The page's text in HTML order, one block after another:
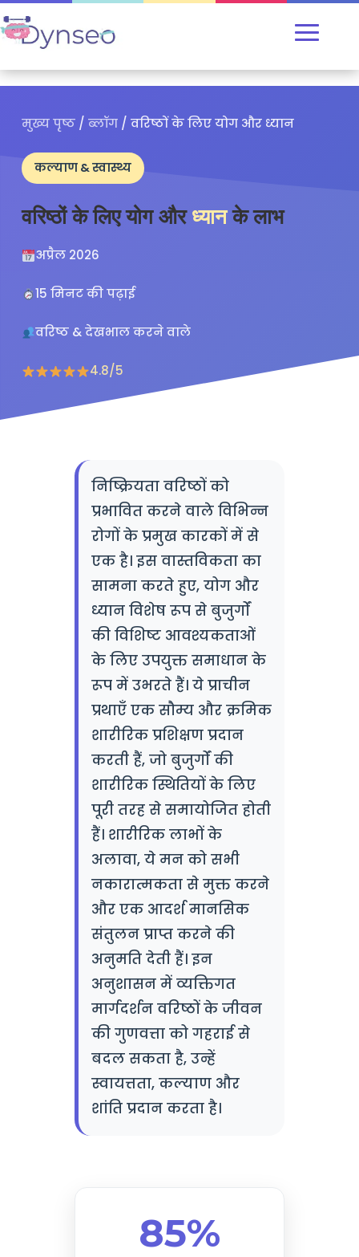
मुख्य पृष्ठ / ब्लॉग / वरिष्ठों के लिए योग और ध्यान
कल्याण & स्वास्थ्य
वरिष्ठों के लिए योग औरध्यानके लाभ
अप्रैल 2026
15 मिनट की पढ़ाई
वरिष्ठ & देखभाल करने वाले
4.8/5
निष्क्रियता वरिष्ठों को
प्रभावित करने वाले विभिन्न
रोगों के प्रमुख कारकों में से
एक है। इस वास्तविकता का
सामना करते हुए, योग और
ध्यान विशेष रूप से बुजुर्गों
की विशिष्ट आवश्यकताओं
के लिए उपयुक्त समाधान के
रूप में उभरते हैं। ये प्राचीन
प्रथाएँ एक सौम्य और क्रमिक
शारीरिक प्रशिक्षण प्रदान
करती हैं, जो बुजुर्गों की
शारीरिक स्थितियों के लिए
पूरी तरह से समायोजित होती
हैं। शारीरिक लाभों के
अलावा, ये मन को सभी
नकारात्मकता से मुक्त करने
और एक आदर्श मानसिक
संतुलन प्राप्त करने की
अनुमति देती हैं। इन
अनुशासन में व्यक्तिगत
मार्गदर्शन वरिष्ठों के जीवन
की गुणवत्ता को गहराई से
बदल सकता है, उन्हें
स्वायत्तता, कल्याण और
शांति प्रदान करता है।
85%